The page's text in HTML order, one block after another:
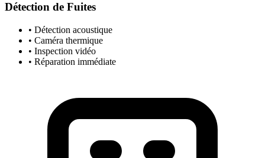
Détection de Fuites
• Détection acoustique
• Caméra thermique
• Inspection vidéo
• Réparation immédiate